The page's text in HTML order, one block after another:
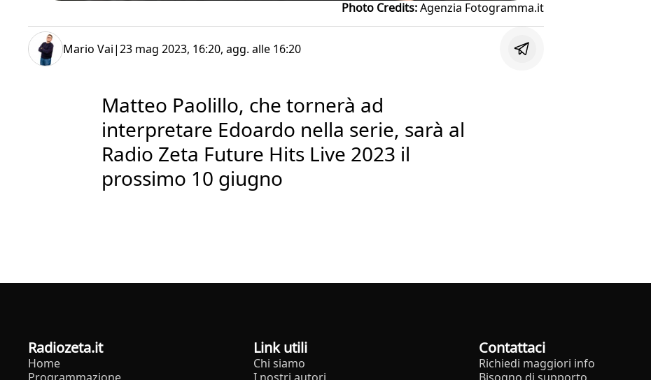
Photo Credits:Agenzia Fotogramma.it
Mario Vai|23 mag 2023, 16:20, agg. alle 16:20
Matteo Paolillo, che tornerà ad
interpretare Edoardo nella serie, sarà al
Radio Zeta Future Hits Live 2023 il
prossimo 10 giugno
radiozeta.it
Home
Link utili
Chi siamo
Contattaci
Richiedi maggiori info